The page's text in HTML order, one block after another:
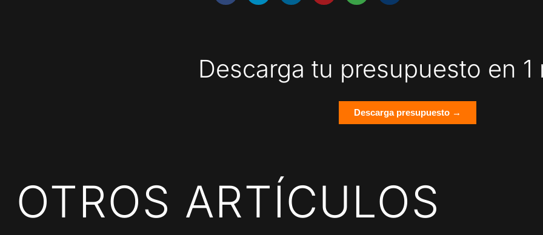
Descarga tu presupuesto en 1
Descarga presupuesto →
OTROS ARTÍCULOS